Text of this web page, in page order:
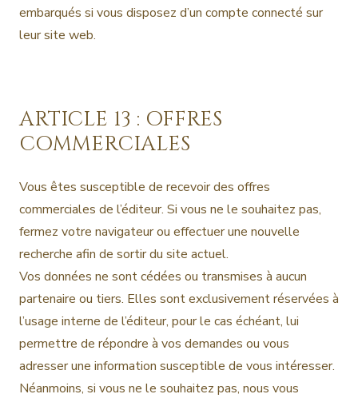
embarqués si vous disposez d’un compte connecté sur
leur site web.
ARTICLE 13 : OFFRES
COMMERCIALES
Vous êtes susceptible de recevoir des offres
commerciales de l’éditeur. Si vous ne le souhaitez pas,
fermez votre navigateur ou effectuer une nouvelle
recherche afin de sortir du site actuel.
Vos données ne sont cédées ou transmises à aucun
partenaire ou tiers. Elles sont exclusivement réservées à
l’usage interne de l’éditeur, pour le cas échéant, lui
permettre de répondre à vos demandes ou vous
adresser une information susceptible de vous intéresser.
Néanmoins, si vous ne le souhaitez pas, nous vous